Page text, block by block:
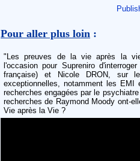
Pour aller plus loin :
"Les preuves de la vie après la
l'occasion pour Supreniro
française) et Nicole DRON, sur
exceptionnelles, notamment les
recherches engagées par le
recherches de Raymond Moody ont-
Vie après la Vie ?